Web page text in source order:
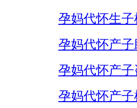
孕妈代怀生子
孕妈代怀产子
孕妈代怀产子
孕妈代怀产子